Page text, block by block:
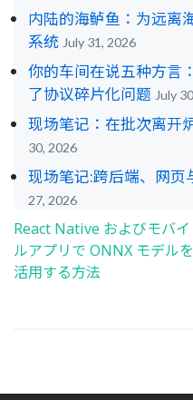
内陆的海鲈鱼：为远离
系统 July 31, 2026
你的车间在说五种方言
了协议碎片化问题 July
现场笔记：在批次离开
30, 2026
现场笔记:跨后端、网页
27, 2026
Post
navigation
React Native およびモバイ
ルアプリで ONNX モデルを
活用する方法